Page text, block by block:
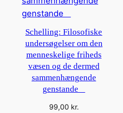
Schelling: Filosofiske
undersøgelser om den
menneskelige friheds
væsen og de dermed
sammenhængende
genstande
99,00 kr.